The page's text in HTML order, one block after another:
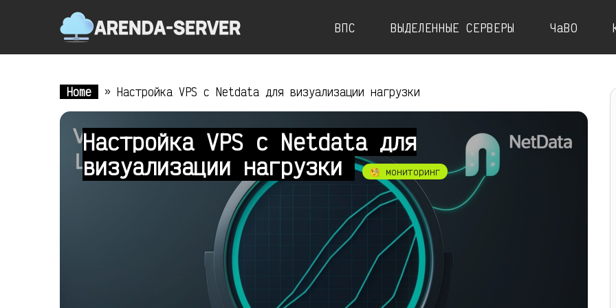
ВПС ВЫДЕЛЕННЫЕ СЕРВЕРЫ ЧаВО
Home » Настройка VPS с Netdata для визуализации нагрузки
Настройка VPS с Netdata для
визуализации нагрузки
🧐 мониторинг